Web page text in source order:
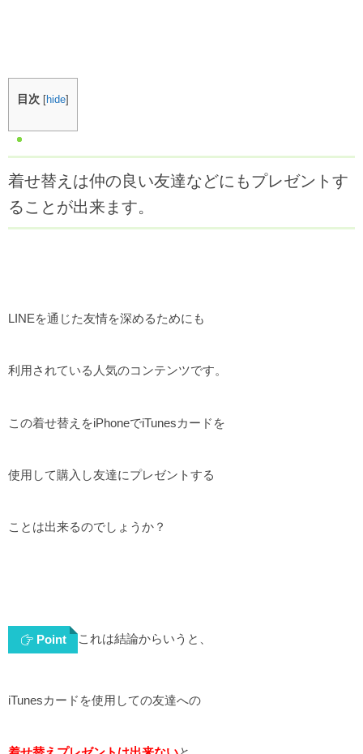
目次 [hide]
着せ替えは仲の良い友達などにもプレゼントす
ることが出来ます。
LINEを通じた友情を深めるためにも
利用されている人気のコンテンツです。
この着せ替えをiPhoneでiTunesカードを
使用して購入し友達にプレゼントする
ことは出来るのでしょうか？
Point これは結論からいうと、
iTunesカードを使用しての友達への